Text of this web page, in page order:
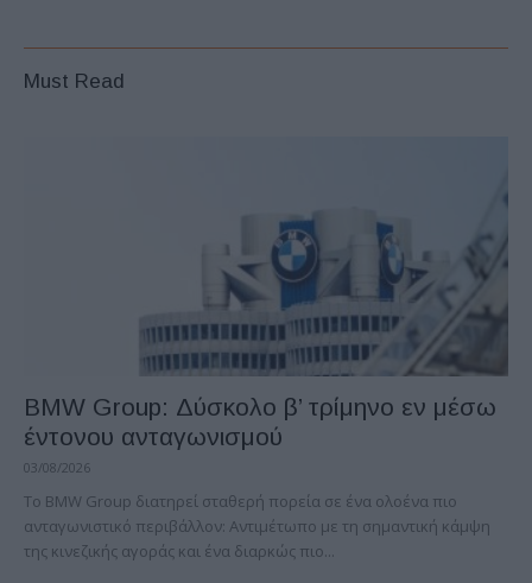
Must Read
BMW Group: Δύσκολο β’ τρίμηνο εν μέσω
έντονου ανταγωνισμού
03/08/2026
Το BMW Group διατηρεί σταθερή πορεία σε ένα ολοένα πιο
ανταγωνιστικό περιβάλλον: Αντιμέτωπο με τη σημαντική κάμψη
της κινεζικής αγοράς και ένα διαρκώς πιο...